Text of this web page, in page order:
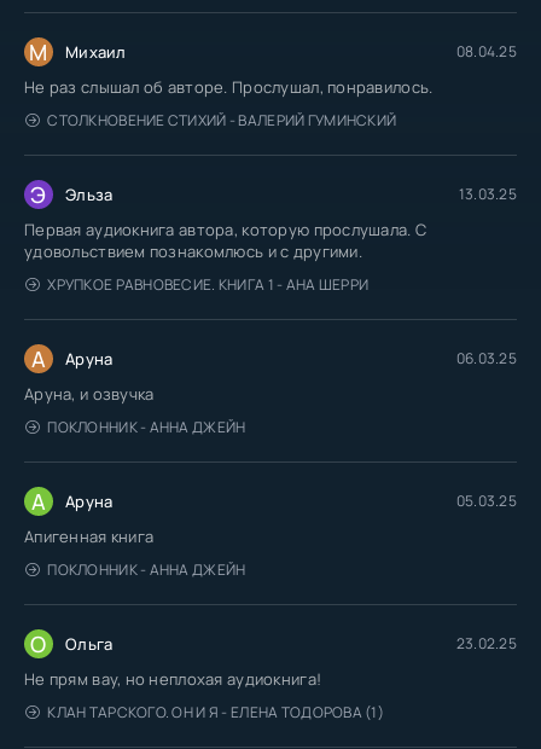
М Михаил 08.04.25
Не раз слышал об авторе. Прослушал, понравилось.
СТОЛКНОВЕНИЕ СТИХИЙ - ВАЛЕРИЙ ГУМИНСКИЙ
Э Эльза 13.03.25
Первая аудиокнига автора, которую прослушала. С
удовольствием познакомлюсь и с другими.
ХРУПКОЕ РАВНОВЕСИЕ. КНИГА 1 - АНА ШЕРРИ
А Аруна 06.03.25
Аруна, и озвучка
ПОКЛОННИК - АННА ДЖЕЙН
А Аруна 05.03.25
Апигенная книга
ПОКЛОННИК - АННА ДЖЕЙН
О Ольга 23.02.25
Не прям вау, но неплохая аудиокнига!
КЛАН ТАРСКОГО. ОН И Я - ЕЛЕНА ТОДОРОВА (1)